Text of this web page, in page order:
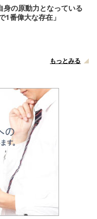
の原動力となっている
1番偉大な存在」
もっとみる